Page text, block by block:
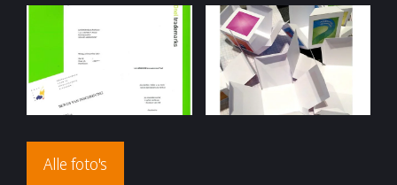
Alle foto's